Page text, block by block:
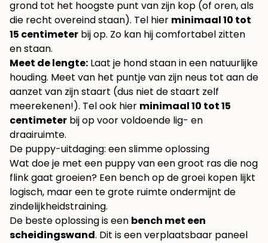
grond tot het hoogste punt van zijn kop (of oren, als
die recht overeind staan). Tel hier minimaal 10 tot
15 centimeter bij op. Zo kan hij comfortabel zitten
en staan.
Meet de lengte: Laat je hond staan in een natuurlijke
houding. Meet van het puntje van zijn neus tot aan de
aanzet van zijn staart (dus niet de staart zelf
meerekenen!). Tel ook hier minimaal 10 tot 15
centimeter bij op voor voldoende lig- en
draairuimte.
De puppy-uitdaging: een slimme oplossing
Wat doe je met een puppy van een groot ras die nog
flink gaat groeien? Een bench op de groei kopen lijkt
logisch, maar een te grote ruimte ondermijnt de
zindelijkheidstraining.
De beste oplossing is een bench met een
scheidingswand. Dit is een verplaatsbaar paneel